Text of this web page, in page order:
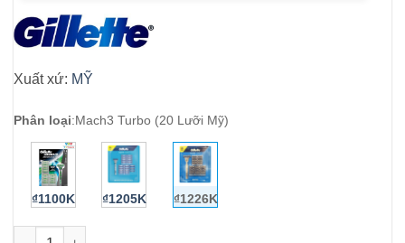
Xuất xứ: MỸ
Phân loại:Mach3 Turbo (20 Lưỡi Mỹ)
₫1100K ₫1205K ₫1226K
Lưỡi dao cạo râu Gillette Mach3 Turbo 20 lưỡi số lượng